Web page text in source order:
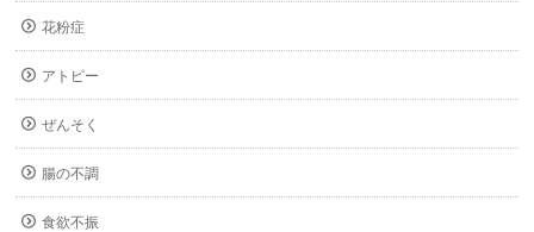
花粉症
アトピー
ぜんそく
腸の不調
食欲不振